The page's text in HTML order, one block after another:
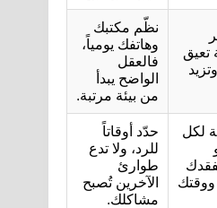
تعيق
نظّم مكتبك
وهاتفك يومياً،
فالعقل
الواضح يبدأ
من بيئة مرتبة.
لكل
حدّد أوقاتاً
للرد، ولا تدع
طوارئ
الآخرين تُصبح
مشاكلك.